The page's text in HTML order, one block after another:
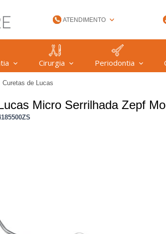
ATENDIMENTO
(47) 99608-
Cirurgia Periodontia
Curetas de Lucas
Micro Serrilhada Zepf